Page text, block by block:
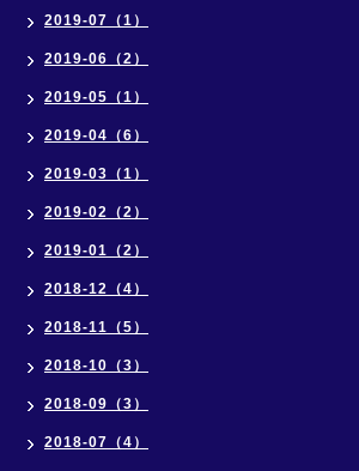
2019-07（1）
2019-06（2）
2019-05（1）
2019-04（6）
2019-03（1）
2019-02（2）
2019-01（2）
2018-12（4）
2018-11（5）
2018-10（3）
2018-09（3）
2018-07（4）